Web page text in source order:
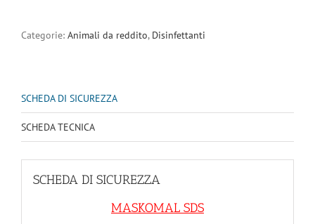
Categorie: Animali da reddito, Disinfettanti
SCHEDA DI SICUREZZA
SCHEDA TECNICA
SCHEDA DI SICUREZZA
MASKOMAL SDS